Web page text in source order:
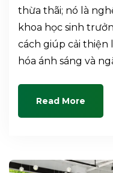
thừa thãi; nó là
khoa học sinh
cách giúp cải
hóa ánh sáng và
Read More